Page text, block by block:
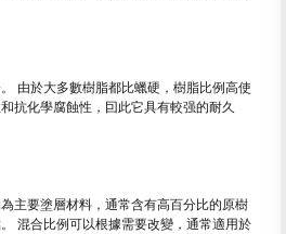
由於大多數樹脂都比蠟硬，樹脂比例高使
抗化學腐蝕性，囙此它具有較强的耐久
主要塗層材料，通常含有高百分比的原樹
混合比例可以根據需要改變，通常適用於